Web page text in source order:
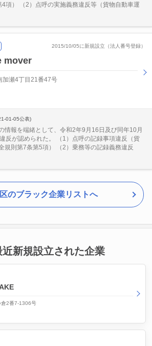
項） （2）点呼の実施義務違反等（貨物自動車運
2015/10/05に新規設立（法人番号登録）
mover
加瀬4丁目21番47号
01-05公表)
情報を端緒として、令和2年9月16日及び同年10月
反が認められた。 （1）点呼の記録事項違反（貨
規則第7条第5項） （2）乗務等の記録義務違反
のブラック企業リストへ
新規設立された企業
倉2番7-1306号